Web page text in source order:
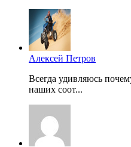
Алексей Петров
Всегда удивляюсь
наших соот...